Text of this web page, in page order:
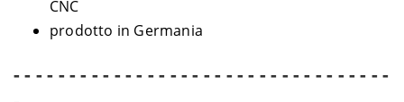
CNC
prodotto in Germania
- - - - - - - - - - - - - - - - - - - - - - - - - - - - - - - - - -